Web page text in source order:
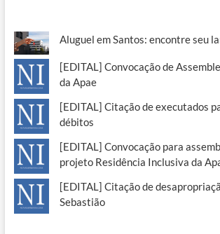
Aluguel em Santos: encontre seu
[EDITAL] Convocação de
da Apae
[EDITAL] Citação de executados
débitos
[EDITAL] Convocação para
projeto Residência Inclusiva da
[EDITAL] Citação de
Sebastião